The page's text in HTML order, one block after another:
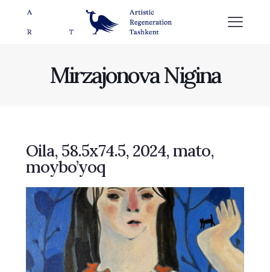
Mirzajonova Nigina
Oila, 58.5х74.5, 2024, mato,
moybo’yoq